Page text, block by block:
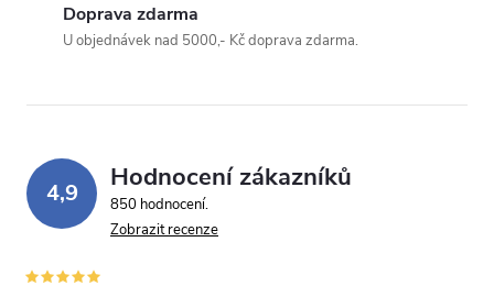
Doprava zdarma
U objednávek nad 5000,- Kč doprava zdarma.
4,9 Hodnocení zákazníků
850 hodnocení
Zobrazit recenze